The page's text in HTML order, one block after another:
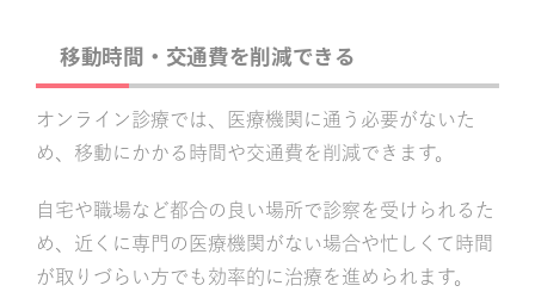
移動時間・交通費を削減できる
オンライン診療では、医療機関に通う必要がないた
め、移動にかかる時間や交通費を削減できます。
自宅や職場など都合の良い場所で診察を受けられるた
め、近くに専門の医療機関がない場合や忙しくて時間
が取りづらい方でも効率的に治療を進められます。